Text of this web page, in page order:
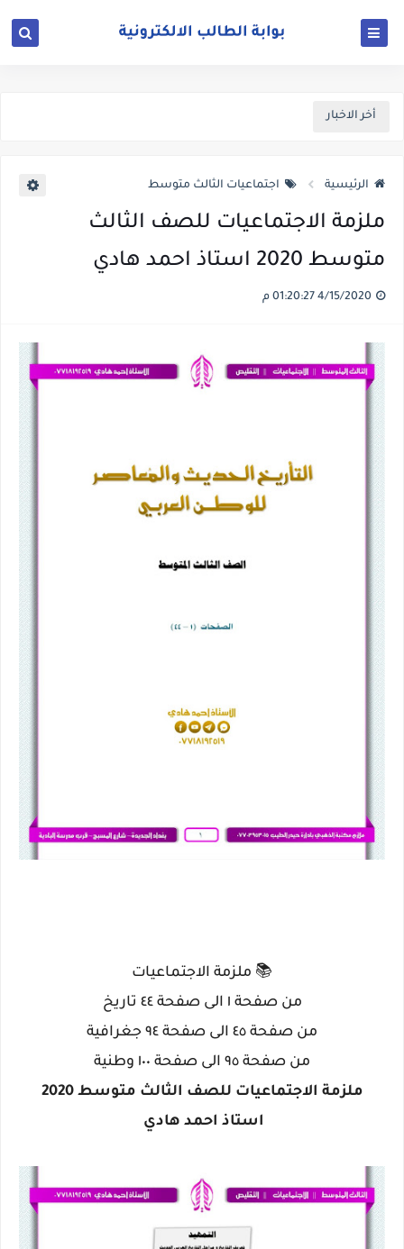
أخر الاخبار
الرئيسية اجتماعيات الثالث متوسط
ملزمة الاجتماعيات للصف الثالث
متوسط 2020 استاذ احمد هادي
📚 ملزمة الاجتماعيات
من صفحة ١ الى صفحة ٤٤ تاريخ
من صفحة ٤٥ الى صفحة ٩٤ جغرافية
من صفحة ٩٥ الى صفحة ١٠٠ وطنية
ملزمة الاجتماعيات للصف الثالث متوسط 2020
استاذ احمد هادي